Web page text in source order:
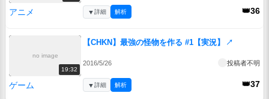
アニメ 👑36
▼詳細 解析
no image
19:32
【CHKN】最強の怪物を作る #1【実況】 ↗
2016/5/26 投稿者不明
ゲーム 👑37
▼詳細 解析